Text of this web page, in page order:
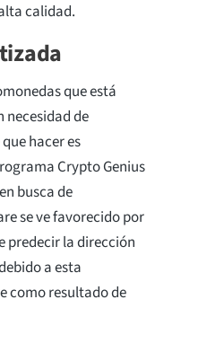
calidad.
que está
de
hacer es
Crypto Genius
busca de
se ve favorecido por
predecir la dirección
a esta
como resultado de